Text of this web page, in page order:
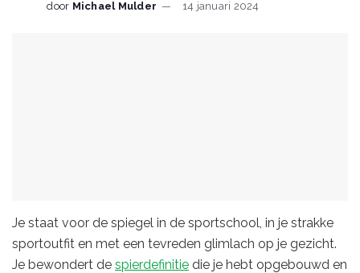
door Michael Mulder 14 januari 2024
Je staat voor de spiegel in de sportschool, in je strakke
sportoutfit en met een tevreden glimlach op je gezicht.
Je bewondert de spierdefinitie die je hebt opgebouwd en